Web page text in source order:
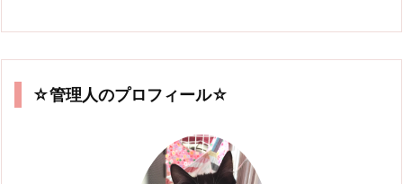
☆管理人のプロフィール☆